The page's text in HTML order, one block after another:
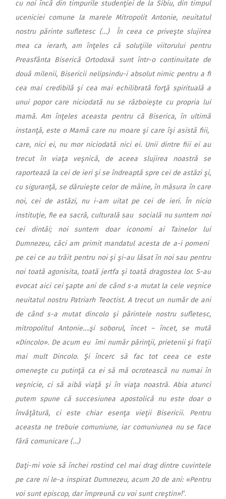
cu noi încă din timpurile studenţiei de la Sibiu, din timpul
uceniciei comune la marele Mitropolit Antonie, neuitatul
nostru părinte sufletesc (…) În ceea ce priveşte slujirea
mea ca ierarh, am înţeles că soluţiile viitorului pentru
Preasfânta Biserică Ortodoxă sunt într-o continuitate de
două milenii, Bisericii nelipsindu-i absolut nimic pentru a fi
cea mai credibilă şi cea mai echilibrată forţă spirituală a
unui popor care niciodată nu se războieşte cu propria lui
mamă. Am înţeles aceasta pentru că Biserica, în ultimă
instanţă, este o Mamă care nu moare şi care îşi asistă fiii,
care, nici ei, nu mor niciodată nici ei. Unii dintre fiii ei au
trecut în viaţa veşnică, de aceea slujirea noastră se
raportează la cei de ieri şi se îndreaptă spre cei de astăzi şi,
cu siguranţă, se dăruieşte celor de mâine, în măsura în care
noi, cei de astăzi, nu i-am uitat pe cei de ieri. În nicio
instituţie, fie ea sacră, culturală sau socială nu suntem noi
cei dintâi; noi suntem doar iconomi ai Tainelor lui
Dumnezeu, căci am primit mandatul acesta de a-i pomeni
pe cei ce au trăit pentru noi şi şi-au lăsat în noi sau pentru
noi toată agonisita, toată jertfa şi toată dragostea lor. S-au
evocat aici cei şapte ani de când s-a mutat la cele veşnice
neuitatul nostru Patriarh Teoctist. A trecut un număr de ani
de când s-a mutat dincolo şi părintele nostru sufletesc,
mitropolitul Antonie….şi soborul, încet – încet, se mută
«Dincolo». De acum eu îmi număr părinţii, prietenii şi fraţii
mai mult Dincolo. Şi încerc să fac tot ceea ce este
omeneşte cu putinţă ca ei să mă ocrotească nu numai în
veşnicie, ci să aibă viaţă şi în viaţa noastră. Abia atunci
putem spune că succesiunea apostolică nu este doar o
învăţătură, ci este chiar esenţa vieţii Bisericii. Pentru
aceasta ne trebuie comuniune, iar comuniunea nu se face
fără comunicare (…)
Daţi-mi voie să închei rostind cel mai drag dintre cuvintele
pe care ni le-a inspirat Dumnezeu, acum 20 de ani: «Pentru
voi sunt episcop, dar împreună cu voi sunt creştin»!”.